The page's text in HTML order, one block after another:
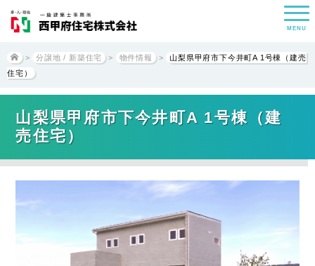
MENU
> 分譲地 / 新築住宅 > 物件情報 >
山梨県甲府市下今井町A 1号棟（建売
住宅）
山梨県甲府市下今井町A 1号棟（建
売住宅）